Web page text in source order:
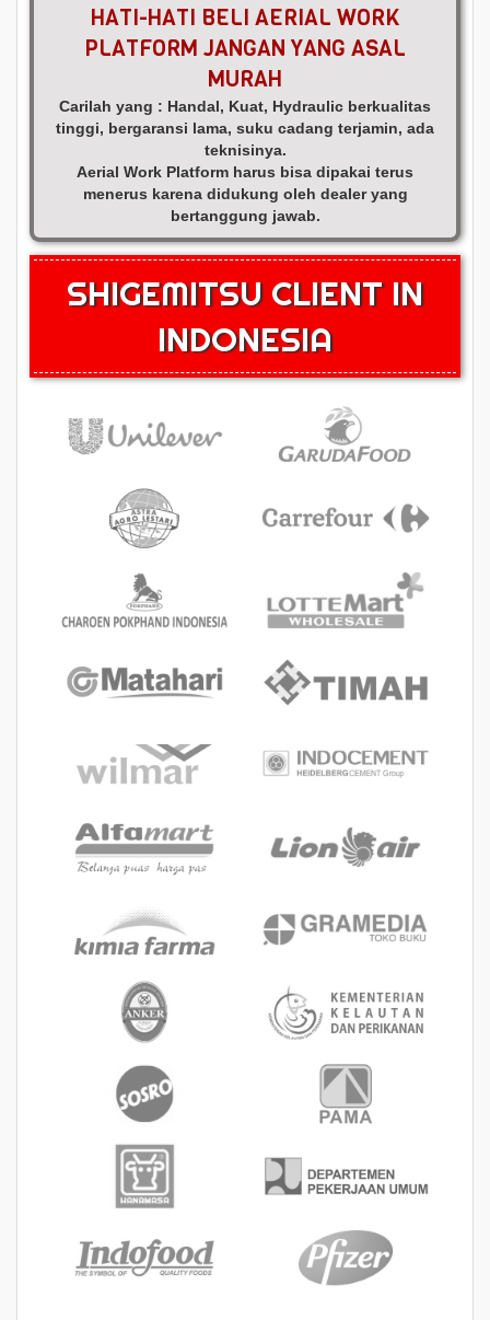
HATI-HATI BELI AERIAL WORK
PLATFORM JANGAN YANG ASAL
MURAH
Carilah yang : Handal, Kuat, Hydraulic berkualitas
tinggi, bergaransi lama, suku cadang terjamin, ada
teknisinya.
Aerial Work Platform harus bisa dipakai terus
menerus karena didukung oleh dealer yang
bertanggung jawab.
SHIGEMITSU CLIENT IN
INDONESIA